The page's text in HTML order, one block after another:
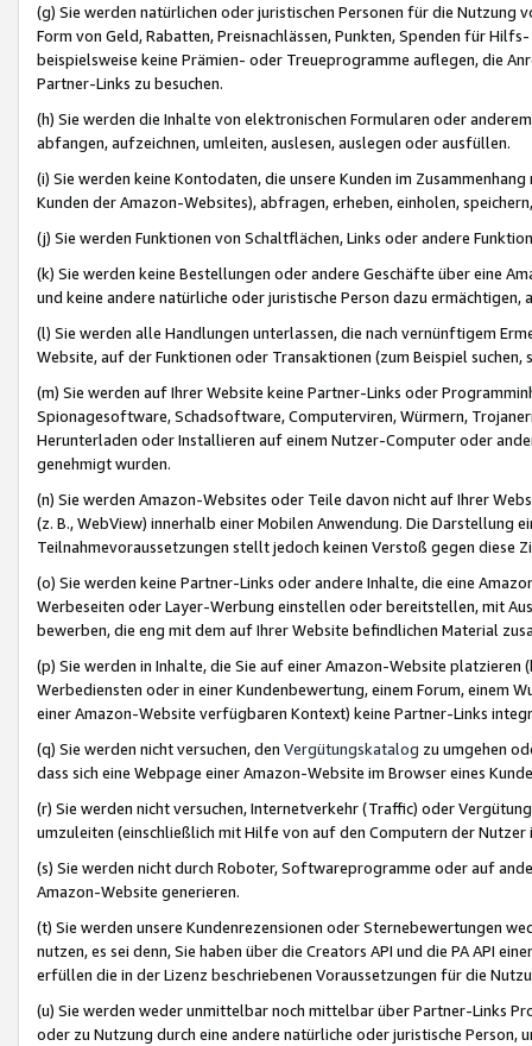
(g) Sie werden natürlichen oder juristischen Personen für die Nutzung
Form von Geld, Rabatten, Preisnachlässen, Punkten, Spenden für
beispielsweise keine Prämien- oder Treueprogramme auflegen, die
Partner-Links zu besuchen.
(h) Sie werden die Inhalte von elektronischen Formularen oder
abfangen, aufzeichnen, umleiten, auslesen, auslegen oder ausfüllen.
(i) Sie werden keine Kontodaten, die unsere Kunden im
Kunden der Amazon-Websites), abfragen, erheben, einholen,
(j) Sie werden Funktionen von Schaltflächen, Links oder andere
(k) Sie werden keine Bestellungen oder andere Geschäfte über eine
und keine andere natürliche oder juristische Person dazu
(l) Sie werden alle Handlungen unterlassen, die nach vernünftigem
Website, auf der Funktionen oder Transaktionen (zum Beispiel
(m) Sie werden auf Ihrer Website keine Partner-Links oder
Spionagesoftware, Schadsoftware, Computerviren, Würmern,
Herunterladen oder Installieren auf einem Nutzer-Computer oder
genehmigt wurden.
(n) Sie werden Amazon-Websites oder Teile davon nicht auf Ihrer
(z. B., WebView) innerhalb einer Mobilen Anwendung. Die Darstellung
Teilnahmevoraussetzungen stellt jedoch keinen Verstoß gegen diese
(o) Sie werden keine Partner-Links oder andere Inhalte, die eine
Werbeseiten oder Layer-Werbung einstellen oder bereitstellen, mit
bewerben, die eng mit dem auf Ihrer Website befindlichen Material
(p) Sie werden in Inhalte, die Sie auf einer Amazon-Website
Werbediensten oder in einer Kundenbewertung, einem Forum, einem
einer Amazon-Website verfügbaren Kontext) keine Partner-Links
(q) Sie werden nicht versuchen, den Vergütungskatalog zu umgehen
dass sich eine Webpage einer Amazon-Website im Browser eines
(r) Sie werden nicht versuchen, Internetverkehr (Traffic) oder
umzuleiten (einschließlich mit Hilfe von auf den Computern der
(s) Sie werden nicht durch Roboter, Softwareprogramme oder auf
Amazon-Website generieren.
(t) Sie werden unsere Kundenrezensionen oder Sternebewertungen
nutzen, es sei denn, Sie haben über die Creators API und die PA API
erfüllen die in der Lizenz beschriebenen Voraussetzungen für die
(u) Sie werden weder unmittelbar noch mittelbar über Partner-Links
oder zu Nutzung durch eine andere natürliche oder juristische